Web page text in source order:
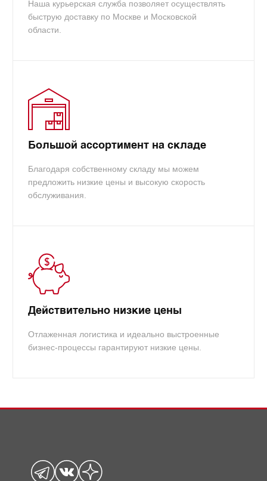
Наша курьерская служба позволяет осуществлять
быструю доставку по Москве и Московской
области.
Большой ассортимент на складе
Благодаря собственному складу мы можем
предложить низкие цены и высокую скорость
обслуживания.
Действительно низкие цены
Отлаженная логистика и идеально выстроенные
бизнес-процессы гарантируют низкие цены.